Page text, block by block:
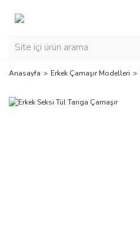
Anasayfa Erkek Çamaşır Modelleri